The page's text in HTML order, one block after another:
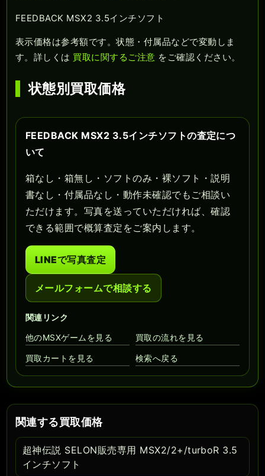
FEEDBACK MSX2 3.5インチソフト
表示価格は参考額です。状態・付属品などで変動しま
す。詳しくは 買取に関するご注意 をご確認ください。
状態別買取価格
FEEDBACK MSX2 3.5インチソフトの査定につ
いて
箱なし・箱無し・ソフトのみ・裸ソフト・説明
書なし・付属品なし・動作未確認でもご相談い
ただけます。写真を送っていただければ、確認
できる範囲で概算査定をご案内します。
LINEで写真査定
メールフォームで相談する
関連リンク
他のMSXゲームを見る
買取の流れを見る
買取カートを見る 検索へ戻る
関連する買取価格
超神伝説 SELON販売専用 MSX2/2+/turboR 3.5
インチソフト